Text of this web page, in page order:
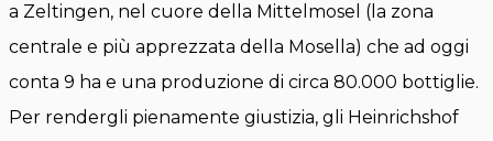
a Zeltingen, nel cuore della Mittelmosel (la zona
centrale e più apprezzata della Mosella) che ad oggi
conta 9 ha e una produzione di circa 80.000 bottiglie.
Per rendergli pienamente giustizia, gli Heinrichshof